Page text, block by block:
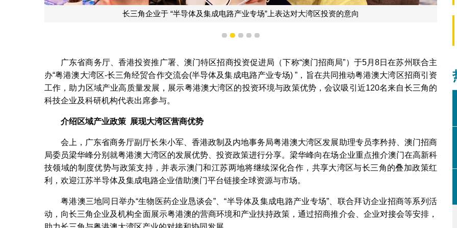
长三角企业于 “半导体及集成电路产业专场”上表达对大湾区投资的意向
1 2 3 4 5
广东省商务厅、香港投资推广署、澳门特区招商投资促进局（下称“澳门招商局”）于5月8日在苏州联合主
办“粤港澳大湾区-长三角经贸合作交流会(半导体及集成电路产业专场) ”，旨在共同推动粤港澳大湾区招商引资
工作，助力区域产业高质量发展，展示粤港澳大湾区的投资环境与政策优势，会议吸引近120名来自长三角的
科技企业及科研机构代表出席参与。
介绍区域产业政策 展现大湾区营商优势
会上，广东省商务厅副厅长朱小军、香港政制及内地事务局粤港澳大湾区发展助理专员李矜持、澳门招商
局委员梁华峰分别就粤港澳大湾区的发展优势、投资政策进行分享。梁华峰向在场企业重点推介澳门在高新科
技领域的制度优势与政策支持，并表示澳门和江苏两地将继续深化合作，共享大湾区与长三角的叠加政策红
利，欢迎江苏半导体及集成电路企业借助澳门平台链接全球资源与市场。
粤港澳三地同日举办“生物医药企业恳谈会”、“半导体及集成电路产业专场”、联合拜访企业招商等系列活
动，向长三角企业及机构全面展示粤港澳的营商环境和产业扶持政策，通过招商推介会、企业对接会等安排，